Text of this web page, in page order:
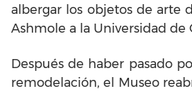
albergar los objetos de arte
Ashmole a la Universidad de
Después de haber pasado
remodelación, el Museo